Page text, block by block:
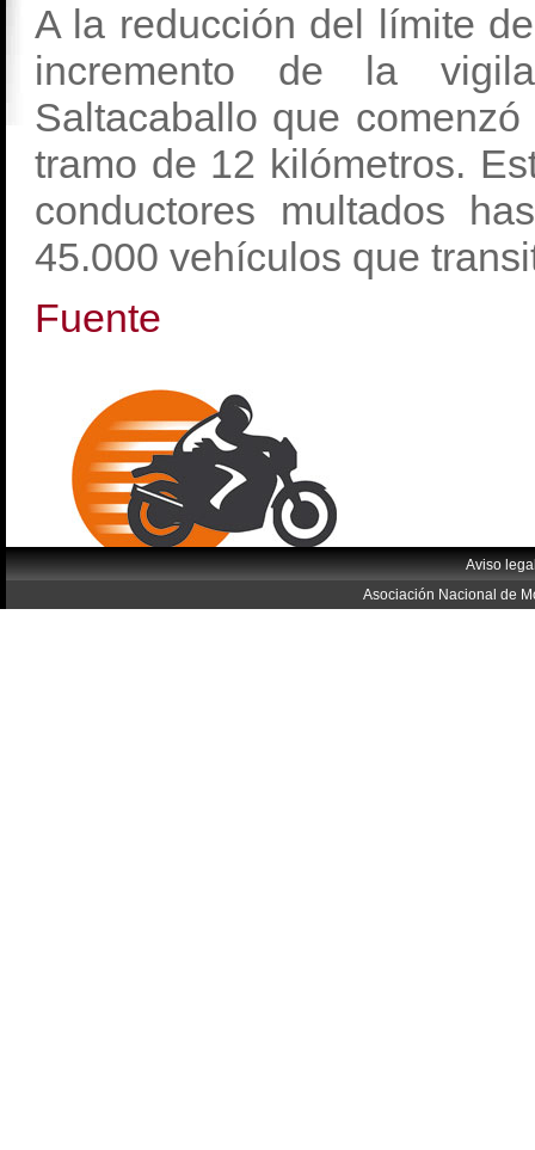
A la reducción del límite
incremento de la
Saltacaballo que
tramo de 12 kilómetros.
conductores multados
45.000 vehículos que
Fuente
Aviso
Asociación Nacional de